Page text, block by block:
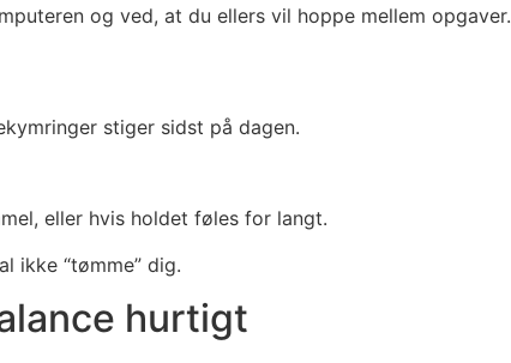
og ved, at du ellers vil hoppe mellem opgaver.
stiger sidst på dagen.
eller hvis holdet føles for langt.
ikke “tømme” dig.
hurtigt